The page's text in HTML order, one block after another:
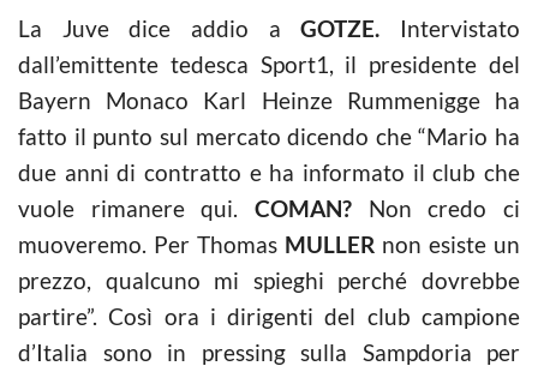
La Juve dice addio aGOTZE. Intervistato
dall’emittente tedesca Sport1, il presidente del
Bayern Monaco Karl Heinze Rummenigge ha
fatto il punto sul mercato dicendo che “Mario ha
due anni di contratto e ha informato il club che
vuole rimanere qui. COMAN? Non credo ci
muoveremo. Per Thomas MULLER non esiste un
prezzo, qualcuno mi spieghi perché dovrebbe
partire”. Così ora i dirigenti del club campione
d’Italia sono in pressing sulla Sampdoria per